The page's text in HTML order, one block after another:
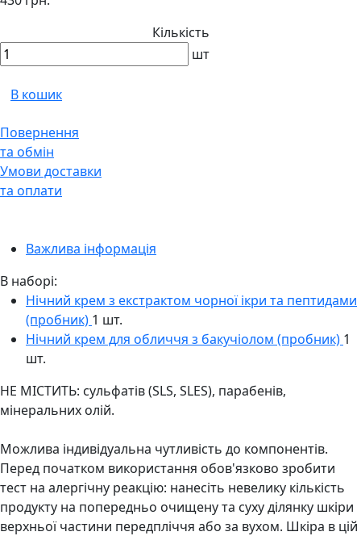
Кількість
шт
В кошик
Повернення
та обмін
Умови доставки
та оплати
Важлива інформація
В наборі:
Нічний крем з екстрактом чорної ікри та пептидами
(пробник) 1 шт.
Нічний крем для обличчя з бакучіолом (пробник) 1
шт.
НЕ МІСТИТЬ: сульфатів (SLS, SLES), парабенів,
мінеральних олій.
Можлива індивідуальна чутливість до компонентів.
Перед початком використання обов'язково зробити
тест на алергічну реакцію: нанесіть невелику кількість
продукту на попередньо очищену та суху ділянку шкіри
верхньої частини передпліччя або за вухом. Шкіра в цій